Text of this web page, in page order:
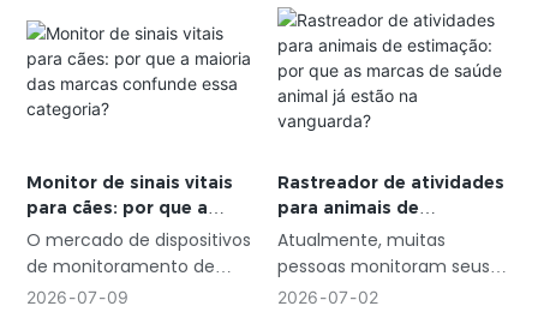
aplicativos para celular que
analisam resíduos e
alterações na pele, e
rastreadores de atividade
GPS que registram os
do desenvolvimento de
insuficiência cardíaca em
cães.
Monitor de sinais vitais
para cães: por que a
maioria das marcas
confunde essa categoria?
O mercado de dispositivos
de monitoramento de
saúde está em seus
2026 07 09
Rastreador de atividades
para animais de
estimação: por que as
marcas de saúde animal
já estão na vanguarda?
Atualmente, muitas
pessoas monitoram seus
passos, sono e frequência
2026 07 02